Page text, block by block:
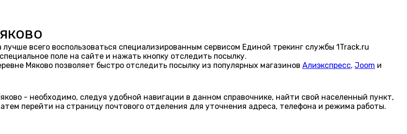
всего воспользоваться специализированным сервисом Единой трекинг службы 1Track.ru
поле на сайте и нажать кнопку отследить посылку.
Мяково позволяет быстро отследить посылку из популярных магазинов Алиэкспресс, Joom и
- необходимо, следуя удобной навигации в данном справочнике, найти свой населенный пункт,
перейти на страницу почтового отделения для уточнения адреса, телефона и режима работы.